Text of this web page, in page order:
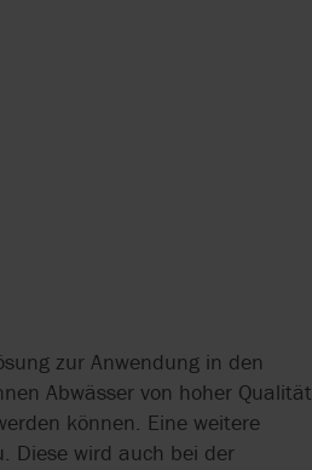
SCHLAMM IN
zur Anwendung in den
Abwässer von hoher Qualität
können. Eine weitere
Diese wird auch bei der